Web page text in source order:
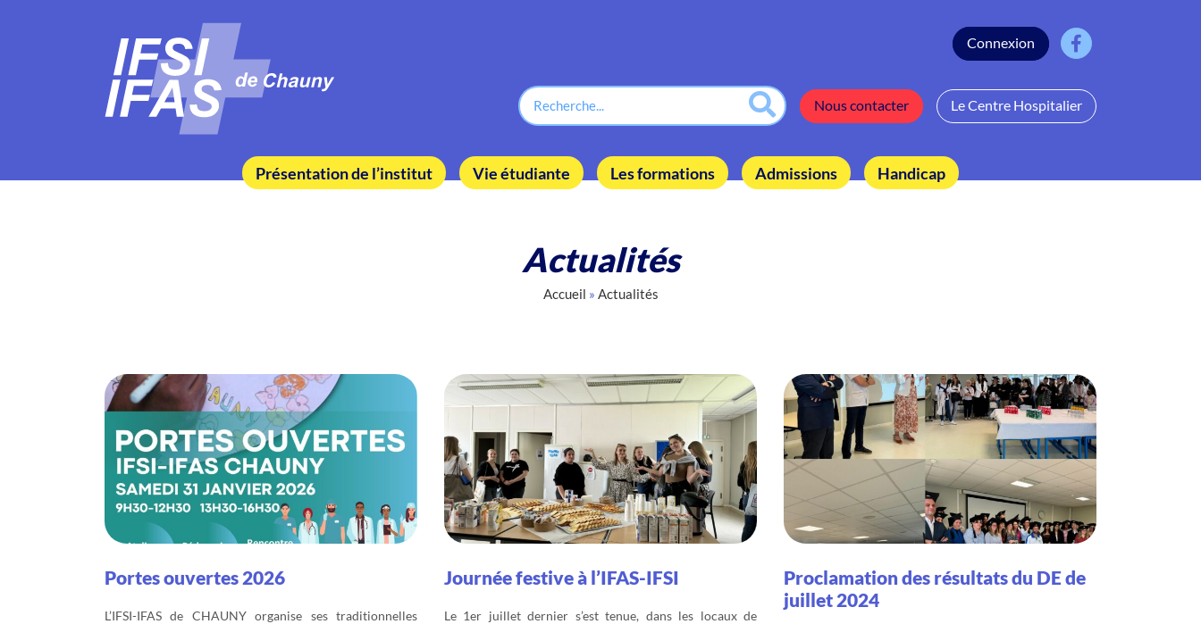
Connexion
Nous contacter Le Centre Hospitalier
Présentation de l’institut Vie étudiante Les formations Admissions Handicap
Actualités
Accueil » Actualités
Portes ouvertes 2026
L’IFSI-IFAS de CHAUNY organise ses traditionnelles
Journée festive à l’IFAS-IFSI
Le 1er juillet dernier s’est tenue, dans les locaux de
Proclamation des résultats du DE de
juillet 2024